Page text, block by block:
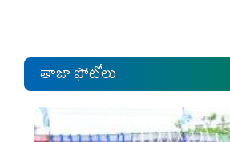
తాజా ఫోటోలు